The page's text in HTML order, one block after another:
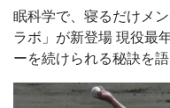
眠科学で、寝るだけメ
ラボ」が新登場 現役最
ーを続けられる秘訣を